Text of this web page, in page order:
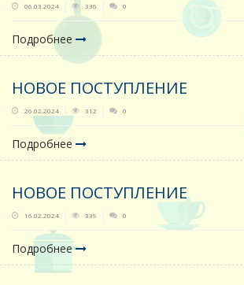
06.03.2024 336 0
Подробнее
НОВОЕ ПОСТУПЛЕНИЕ
26.02.2024 312 0
Подробнее
НОВОЕ ПОСТУПЛЕНИЕ
16.02.2024 339 0
Подробнее